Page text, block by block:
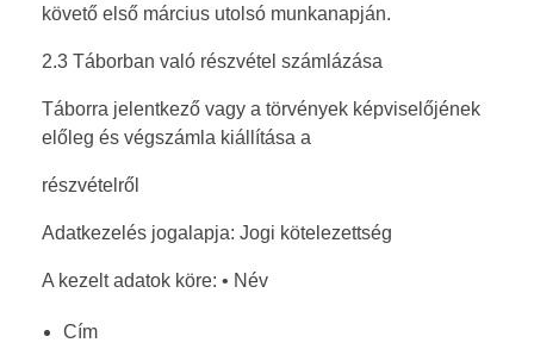
követő első március utolsó munkanapján.
2.3 Táborban való részvétel számlázása
Táborra jelentkező vagy a törvények képviselőjének
előleg és végszámla kiállítása a
részvételről
Adatkezelés jogalapja: Jogi kötelezettség
A kezelt adatok köre: • Név
Cím